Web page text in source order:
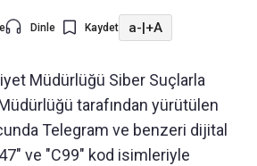
Dinle Kaydet a-|+A
Müdürlüğü Siber Suçlarla
tarafından yürütülen
Telegram ve benzeri dijital
ve "C99" kod isimleriyle